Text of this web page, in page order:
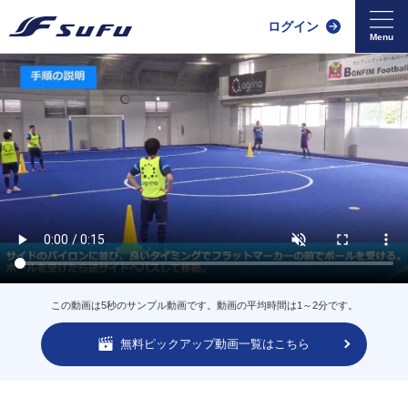
ログイン
この動画は5秒のサンプル動画です。動画の平均時間は1～2分です。
無料ピックアップ動画一覧はこちら